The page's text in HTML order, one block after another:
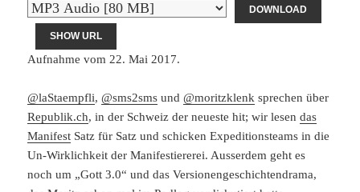
DOWNLOAD
SHOW URL
Aufnahme vom 22. Mai 2017.
@laStaempfli,@sms2sms und@moritzklenk sprechen über
Republik.ch, in der Schweiz der neueste hit; wir lesendas
Manifest Satz für Satz und schicken Expeditionsteams in die
Un-Wirklichkeit der Manifestiererei. Ausserdem geht es
noch um „Gott 3.0“ und das Versionengeschichtendrama,